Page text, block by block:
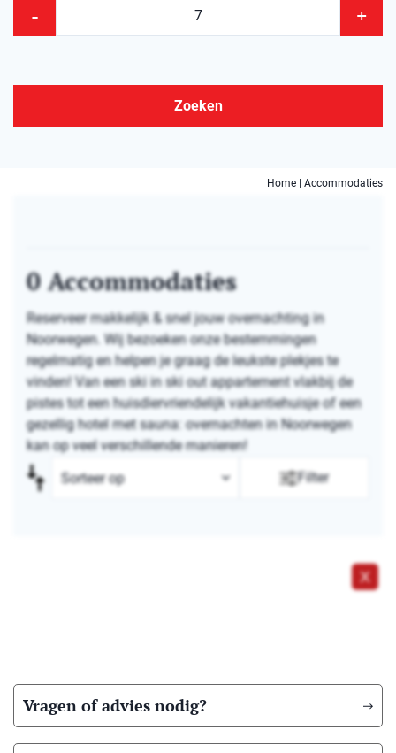
- +
Zoeken
Home Accommodaties
X
0Accommodaties
Reserveer makkelijk & snel jouw overnachting in
Noorwegen. Wij bezoeken onze bestemmingen
regelmatig en helpen je graag de leukste plekjes te
vinden! Van een ski in ski out appartement vlakbij de
pistes tot een huisdiervriendelijk vakantiehuisje of een
gezellig hotel met sauna: overnachten in Noorwegen
kan op veel verschillende manieren!
Filter
Vragen of advies nodig?